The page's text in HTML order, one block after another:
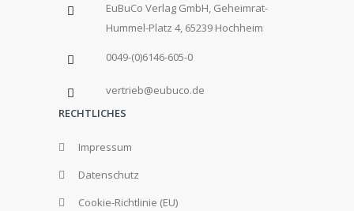
EuBuCo Verlag GmbH, Geheimrat-
Hummel-Platz 4, 65239 Hochheim
0049-(0)6146-605-0
vertrieb@eubuco.de
RECHTLICHES
Impressum
Datenschutz
Cookie-Richtlinie (EU)